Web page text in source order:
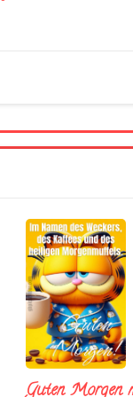
Guten Morgen